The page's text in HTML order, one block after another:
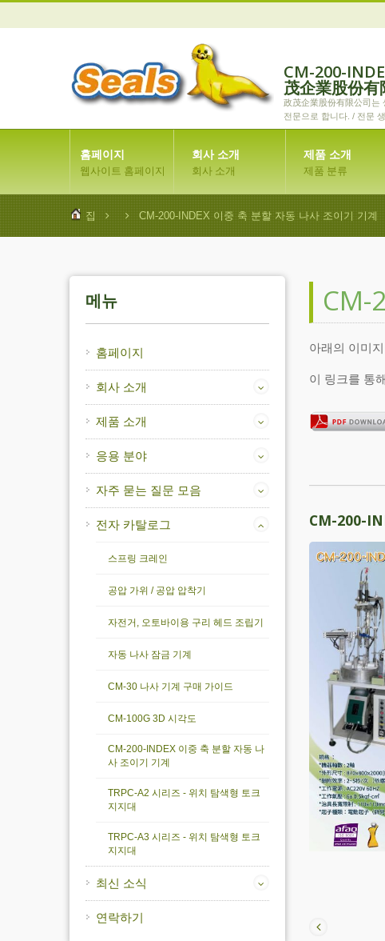
CM-200-
茂企業股份有
政茂企業股份有限公司는
전문으로 합니다. / 전문
계의 연구 개발 및 제조업
홈페이지
웹사이트 홈페이지
회사 소개
회사 소개
제품 소개
제품 분류
집 CM-200-INDEX 이중 축 분할 자동 나사 조이기 기계
메뉴
홈페이지
회사 소개
제품 소개
응용 분야
자주 묻는 질문 모음
전자 카탈로그
스프링 크레인
공압 가위 / 공압 압착기
자전거, 오토바이용 구리 헤드 조립기
자동 나사 잠금 기계
CM-30 나사 기계 구매 가이드
CM-100G 3D 시각도
CM-200-INDEX 이중 축 분할 자동 나
사 조이기 기계
TRPC-A2 시리즈 - 위치 탐색형 토크
지지대
TRPC-A3 시리즈 - 위치 탐색형 토크
지지대
최신 소식
연락하기
CM-
아래의 이미
이 링크를 통
CM-200-